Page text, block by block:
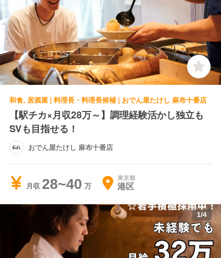
和食, 居酒屋 | 料理長・料理長候補 | おでん屋たけし 麻布十番店
【駅チカ×月収28万～】調理経験活かし独立も
SVも目指せる！
おでん屋たけし 麻布十番店
月収 28~40 東京都
港区
1/4